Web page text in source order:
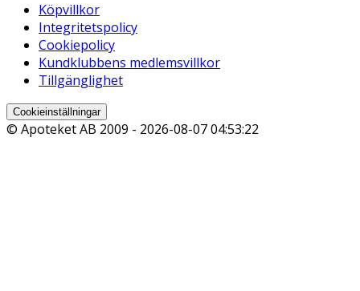
Köpvillkor
Integritetspolicy
Cookiepolicy
Kundklubbens medlemsvillkor
Tillgänglighet
Cookieinställningar
© Apoteket AB 2009 - 2026-08-07 04:53:22